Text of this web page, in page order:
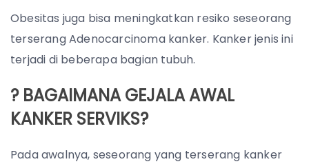
Obesitas juga bisa meningkatkan resiko seseorang
terserang Adenocarcinoma kanker. Kanker jenis ini
terjadi di beberapa bagian tubuh.
? BAGAIMANA GEJALA AWAL
KANKER SERVIKS?
Pada awalnya, seseorang yang terserang kanker